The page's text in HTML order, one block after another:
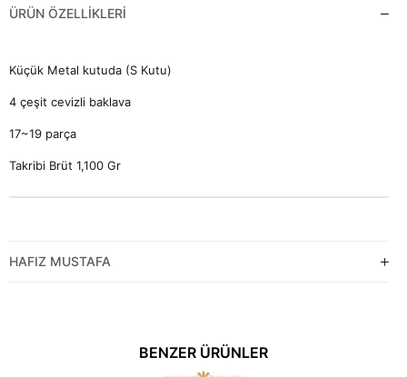
ÜRÜN ÖZELLIKLERI
Küçük Metal kutuda (S Kutu)
4 çeşit cevizli baklava
17~19 parça
Takribi Brüt 1,100 Gr
HAFIZ MUSTAFA
BENZER ÜRÜNLER